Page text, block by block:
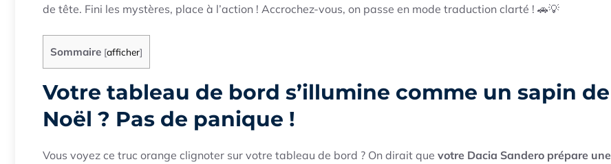
de tête. Fini les mystères, place à l’action ! Accrochez-vous, on passe en mode traduction clarté ! 🚗💡
Sommaire [afficher]
Votre tableau de bord s’illumine comme un sapin de
Noël ? Pas de panique !
Vous voyez ce truc orange clignoter sur votre tableau de bord ? On dirait que votre Dacia Sandero prépare une